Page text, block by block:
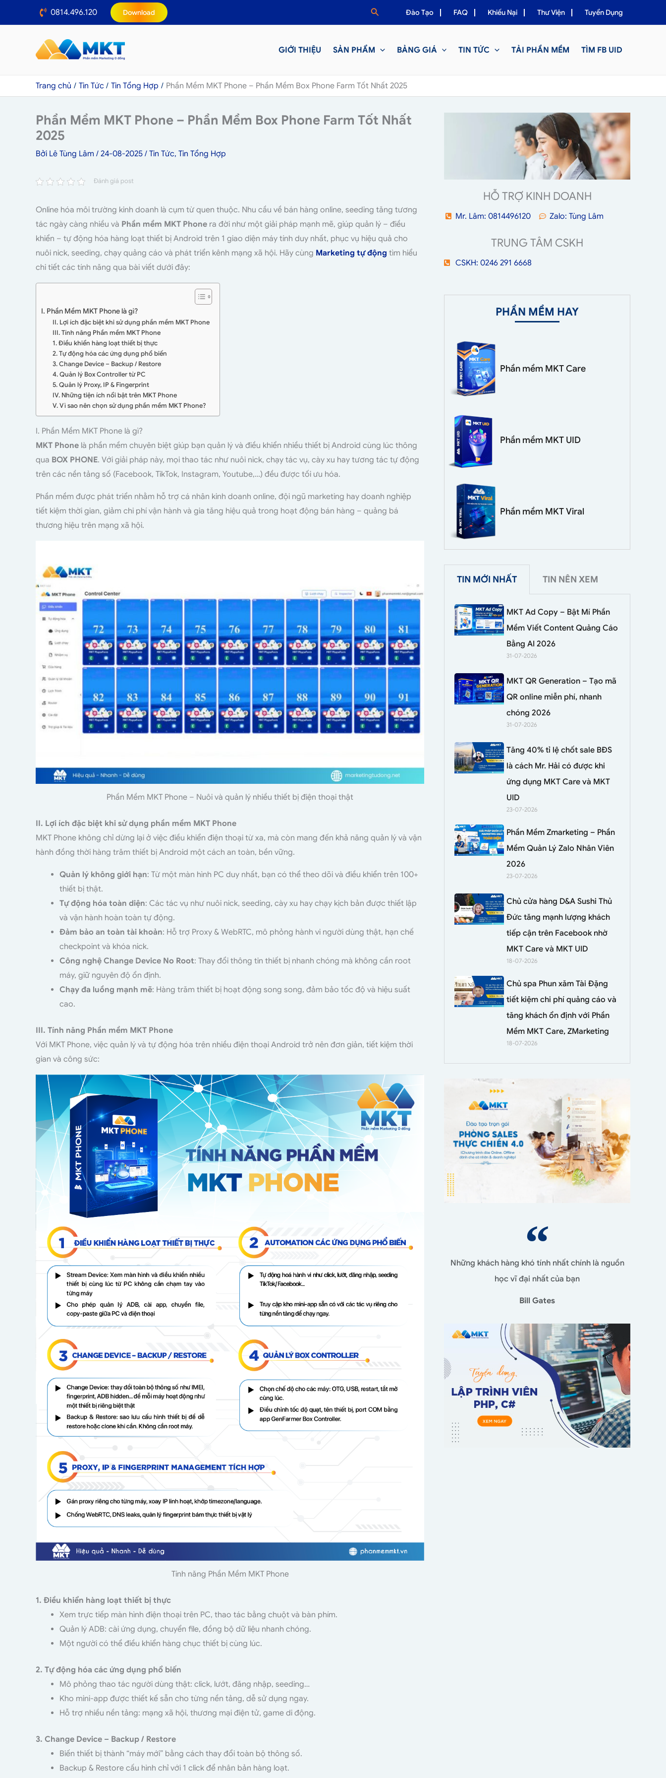
0814.496.120 Download
Tìm
Đào Tạo FAQ Khiếu Nại Thư Viện Tuyển Dụng
GIỚI THIỆU SẢN PHẨM BẢNG GIÁ TIN TỨC TẢI PHẦN MỀM TÌM FB UID
Trang chủ Tin Tức Tin Tổng Hợp Phần Mềm MKT Phone – Phần Mềm Box Phone Farm Tốt Nhất 2025
Phần Mềm MKT Phone – Phần Mềm Box Phone Farm Tốt Nhất
2025
Bởi Lê Tùng Lâm / 24-08-2025 / Tin Tức, Tin Tổng Hợp
Đánh giá post
Online hóa môi trường kinh doanh là cụm từ quen thuộc. Nhu cầu về bán hàng online, seeding tăng tương
tác ngày càng nhiều và Phần mềm MKT Phone ra đời như một giải pháp mạnh mẽ, giúp quản lý – điều
khiển – tự động hóa hàng loạt thiết bị Android trên 1 giao diện máy tính duy nhất, phục vụ hiệu quả cho
nuôi nick, seeding, chạy quảng cáo và phát triển kênh mạng xã hội. Hãy cùng Marketing tự động tìm hiểu
chi tiết các tính năng qua bài viết dưới đây:
I. Phần Mềm MKT Phone là gì?
II. Lợi ích đặc biệt khi sử dụng phần mềm MKT Phone
III. Tính năng Phần mềm MKT Phone
1. Điều khiển hàng loạt thiết bị thực
2. Tự động hóa các ứng dụng phổ biến
3. Change Device – Backup / Restore
4. Quản lý Box Controller từ PC
5. Quản lý Proxy, IP & Fingerprint
IV. Những tiện ích nổi bật trên MKT Phone
V. Vì sao nên chọn sử dụng phần mềm MKT Phone?
I. Phần Mềm MKT Phone là gì?
MKT Phone là phần mềm chuyên biệt giúp bạn quản lý và điều khiển nhiều thiết bị Android cùng lúc thông
qua BOX PHONE. Với giải pháp này, mọi thao tác như nuôi nick, chạy tác vụ, cày xu hay tương tác tự động
trên các nền tảng số (Facebook, TikTok, Instagram, Youtube,…) đều được tối ưu hóa.
Phần mềm được phát triển nhằm hỗ trợ cá nhân kinh doanh online, đội ngũ marketing hay doanh nghiệp
tiết kiệm thời gian, giảm chi phí vận hành và gia tăng hiệu quả trong hoạt động bán hàng – quảng bá
thương hiệu trên mạng xã hội.
Phần Mềm MKT Phone – Nuôi và quản lý nhiều thiết bị điện thoại thật
II. Lợi ích đặc biệt khi sử dụng phần mềm MKT Phone
MKT Phone không chỉ dừng lại ở việc điều khiển điện thoại từ xa, mà còn mang đến khả năng quản lý và vận
hành đồng thời hàng trăm thiết bị Android một cách an toàn, bền vững.
Quản lý không giới hạn: Từ một màn hình PC duy nhất, bạn có thể theo dõi và điều khiển trên 100+
thiết bị thật.
Tự động hóa toàn diện: Các tác vụ như nuôi nick, seeding, cày xu hay chạy kịch bản được thiết lập
và vận hành hoàn toàn tự động.
Đảm bảo an toàn tài khoản: Hỗ trợ Proxy & WebRTC, mô phỏng hành vi người dùng thật, hạn chế
checkpoint và khóa nick.
Công nghệ Change Device No Root: Thay đổi thông tin thiết bị nhanh chóng mà không cần root
máy, giữ nguyên độ ổn định.
Chạy đa luồng mạnh mẽ: Hàng trăm thiết bị hoạt động song song, đảm bảo tốc độ và hiệu suất
cao.
III. Tính năng Phần mềm MKT Phone
Với MKT Phone, việc quản lý và tự động hóa trên nhiều điện thoại Android trở nên đơn giản, tiết kiệm thời
gian và công sức:
Tính năng Phần Mềm MKT Phone
1. Điều khiển hàng loạt thiết bị thực
Xem trực tiếp màn hình điện thoại trên PC, thao tác bằng chuột và bàn phím.
Quản lý ADB: cài ứng dụng, chuyển file, đồng bộ dữ liệu nhanh chóng.
Một người có thể điều khiển hàng chục thiết bị cùng lúc.
2. Tự động hóa các ứng dụng phổ biến
Mô phỏng thao tác người dùng thật: click, lướt, đăng nhập, seeding…
Kho mini-app được thiết kế sẵn cho từng nền tảng, dễ sử dụng ngay.
Hỗ trợ nhiều nền tảng: mạng xã hội, thương mại điện tử, game di động.
3. Change Device – Backup / Restore
Biến thiết bị thành “máy mới” bằng cách thay đổi toàn bộ thông số.
Backup & Restore cấu hình chỉ với 1 click để nhân bản hàng loạt.
HỖ TRỢ KINH DOANH
Mr. Lâm: 0814496120 Zalo: Tùng Lâm
TRUNG TÂM CSKH
CSKH: 0246 291 6668
PHẦN MỀM HAY
Phần mềm MKT Care
Phần mềm MKT UID
Phần mềm MKT Viral
TIN MỚI NHẤT TIN NÊN XEM
MKT Ad Copy – Bật Mí Phần
Mềm Viết Content Quảng Cáo
Bằng AI 2026
31-07-2026
MKT QR Generation – Tạo mã
QR online miễn phí, nhanh
chóng 2026
31-07-2026
Tăng 40% tỉ lệ chốt sale BĐS
là cách Mr. Hải có được khi
ứng dụng MKT Care và MKT
UID
23-07-2026
Phần Mềm Zmarketing – Phần
Mềm Quản Lý Zalo Nhân Viên
2026
23-07-2026
Chủ cửa hàng D&A Sushi Thủ
Đức tăng mạnh lượng khách
tiếp cận trên Facebook nhờ
MKT Care và MKT UID
18-07-2026
Chủ spa Phun xăm Tài Đặng
tiết kiệm chi phí quảng cáo và
tăng khách ổn định với Phần
Mềm MKT Care, ZMarketing
18-07-2026
Những khách hàng khó tính nhất chính là nguồn
học vĩ đại nhất của bạn
Bill Gates